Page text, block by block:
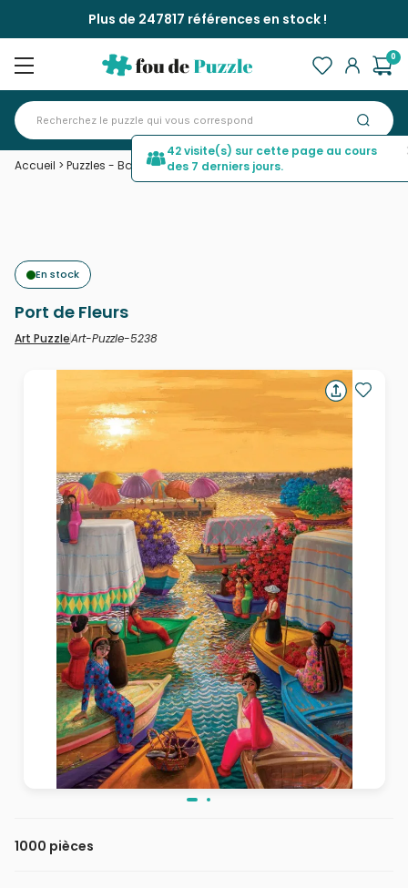
Plus de 247817 références en stock !
0
Accueil > Puzzles - Bateaux >Port de Fleurs
En stock
Port de Fleurs
Art PuzzleArt-Puzzle-5238
1000 pièces
42 visite(s) sur cette page au cours
des 7 derniers jours.